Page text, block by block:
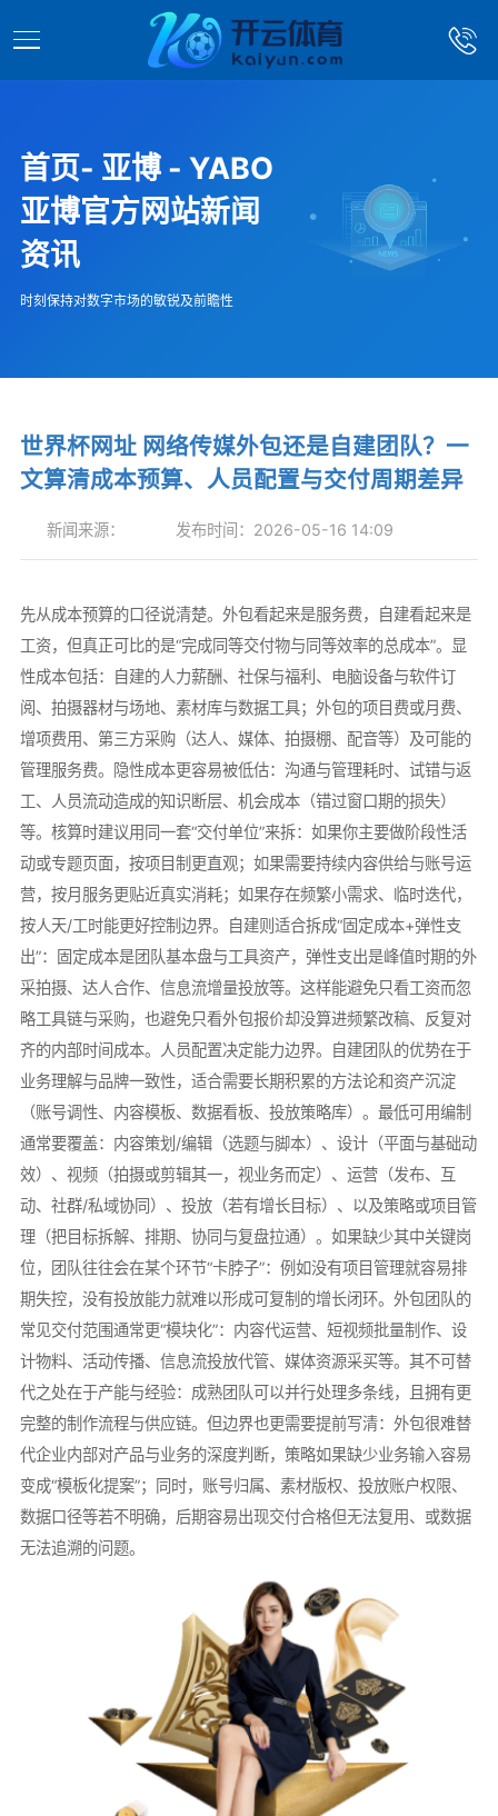
首页- 亚博 - YABO
亚博官方网站新闻
资讯
时刻保持对数字市场的敏锐及前瞻性
世界杯网址 网络传媒外包还是自建团队？一
文算清成本预算、人员配置与交付周期差异
新闻来源： 发布时间：2026-05-16 14:09
先从成本预算的口径说清楚。外包看起来是服务费，自建看起来是
工资，但真正可比的是“完成同等交付物与同等效率的总成本”。显
性成本包括：自建的人力薪酬、社保与福利、电脑设备与软件订
阅、拍摄器材与场地、素材库与数据工具；外包的项目费或月费、
增项费用、第三方采购（达人、媒体、拍摄棚、配音等）及可能的
管理服务费。隐性成本更容易被低估：沟通与管理耗时、试错与返
工、人员流动造成的知识断层、机会成本（错过窗口期的损失）
等。核算时建议用同一套“交付单位”来拆：如果你主要做阶段性活
动或专题页面，按项目制更直观；如果需要持续内容供给与账号运
营，按月服务更贴近真实消耗；如果存在频繁小需求、临时迭代，
按人天/工时能更好控制边界。自建则适合拆成“固定成本+弹性支
出”：固定成本是团队基本盘与工具资产，弹性支出是峰值时期的外
采拍摄、达人合作、信息流增量投放等。这样能避免只看工资而忽
略工具链与采购，也避免只看外包报价却没算进频繁改稿、反复对
齐的内部时间成本。人员配置决定能力边界。自建团队的优势在于
业务理解与品牌一致性，适合需要长期积累的方法论和资产沉淀
（账号调性、内容模板、数据看板、投放策略库）。最低可用编制
通常要覆盖：内容策划/编辑（选题与脚本）、设计（平面与基础动
效）、视频（拍摄或剪辑其一，视业务而定）、运营（发布、互
动、社群/私域协同）、投放（若有增长目标）、以及策略或项目管
理（把目标拆解、排期、协同与复盘拉通）。如果缺少其中关键岗
位，团队往往会在某个环节“卡脖子”：例如没有项目管理就容易排
期失控，没有投放能力就难以形成可复制的增长闭环。外包团队的
常见交付范围通常更“模块化”：内容代运营、短视频批量制作、设
计物料、活动传播、信息流投放代管、媒体资源采买等。其不可替
代之处在于产能与经验：成熟团队可以并行处理多条线，且拥有更
完整的制作流程与供应链。但边界也更需要提前写清：外包很难替
代企业内部对产品与业务的深度判断，策略如果缺少业务输入容易
变成“模板化提案”；同时，账号归属、素材版权、投放账户权限、
数据口径等若不明确，后期容易出现交付合格但无法复用、或数据
无法追溯的问题。